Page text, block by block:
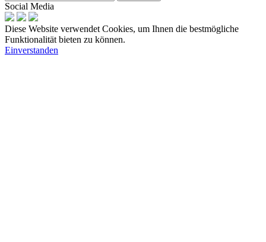
Social Media
Diese Website verwendet Cookies, um Ihnen die bestmögliche
Funktionalität bieten zu können.
Einverstanden